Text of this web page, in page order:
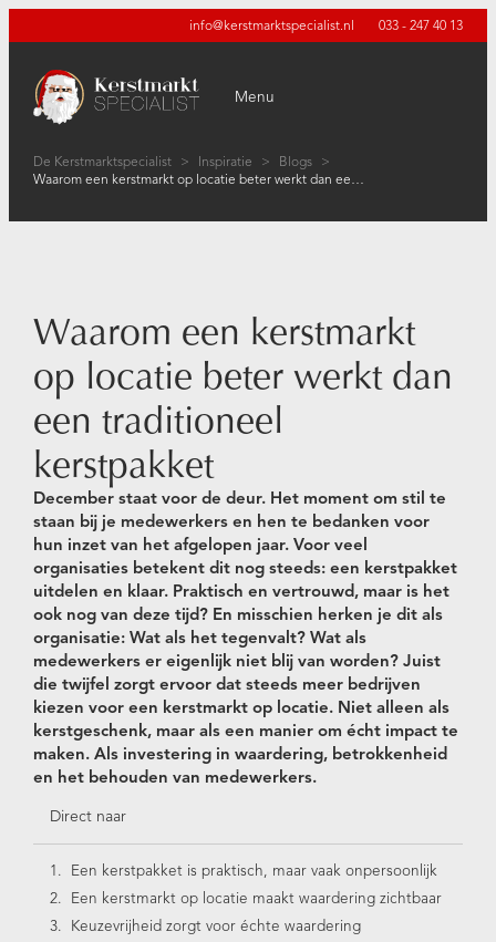
info@kerstmarktspecialist.nl 033 - 247 40 13
Menu
De Kerstmarktspecialist > Inspiratie > Blogs
>
Waarom een kerstmarkt op locatie beter werkt dan een traditioneel kerstpakket
Waarom een kerstmarkt
op locatie beter werkt dan
een traditioneel
kerstpakket
December staat voor de deur. Het moment om stil te
staan bij je medewerkers en hen te bedanken voor
hun inzet van het afgelopen jaar. Voor veel
organisaties betekent dit nog steeds: een kerstpakket
uitdelen en klaar. Praktisch en vertrouwd, maar is het
ook nog van deze tijd? En misschien herken je dit als
organisatie: Wat als het tegenvalt? Wat als
medewerkers er eigenlijk niet blij van worden? Juist
die twijfel zorgt ervoor dat steeds meer bedrijven
kiezen voor een kerstmarkt op locatie. Niet alleen als
kerstgeschenk, maar als een manier om écht impact te
maken. Als investering in waardering, betrokkenheid
en het behouden van medewerkers.
Direct naar
Een kerstpakket is praktisch, maar vaak onpersoonlijk
Een kerstmarkt op locatie maakt waardering zichtbaar
Keuzevrijheid zorgt voor échte waardering